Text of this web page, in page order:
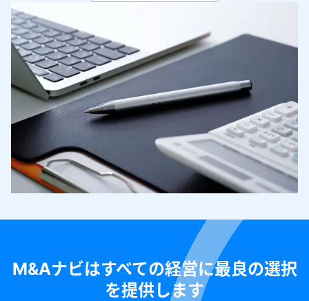
M&Aナビはすべての経営に最良の選択
を提供します